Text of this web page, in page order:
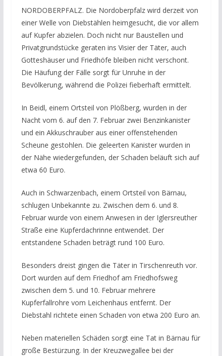
NORDOBERPFALZ. Die Nordoberpfalz wird derzeit von
einer Welle von Diebstählen heimgesucht, die vor allem
auf Kupfer abzielen. Doch nicht nur Baustellen und
Privatgrundstücke geraten ins Visier der Täter, auch
Gotteshäuser und Friedhöfe bleiben nicht verschont.
Die Häufung der Fälle sorgt für Unruhe in der
Bevölkerung, während die Polizei fieberhaft ermittelt.
In Beidl, einem Ortsteil von Plößberg, wurden in der
Nacht vom 6. auf den 7. Februar zwei Benzinkanister
und ein Akkuschrauber aus einer offenstehenden
Scheune gestohlen. Die geleerten Kanister wurden in
der Nähe wiedergefunden, der Schaden beläuft sich auf
etwa 60 Euro.
Auch in Schwarzenbach, einem Ortsteil von Bärnau,
schlugen Unbekannte zu. Zwischen dem 6. und 8.
Februar wurde von einem Anwesen in der Iglersreuther
Straße eine Kupferdachrinne entwendet. Der
entstandene Schaden beträgt rund 100 Euro.
Besonders dreist gingen die Täter in Tirschenreuth vor.
Dort wurden auf dem Friedhof am Friedhofsweg
zwischen dem 5. und 10. Februar mehrere
Kupferfallrohre vom Leichenhaus entfernt. Der
Diebstahl richtete einen Schaden von etwa 200 Euro an.
Neben materiellen Schäden sorgt eine Tat in Bärnau für
große Bestürzung. In der Kreuzwegallee bei der